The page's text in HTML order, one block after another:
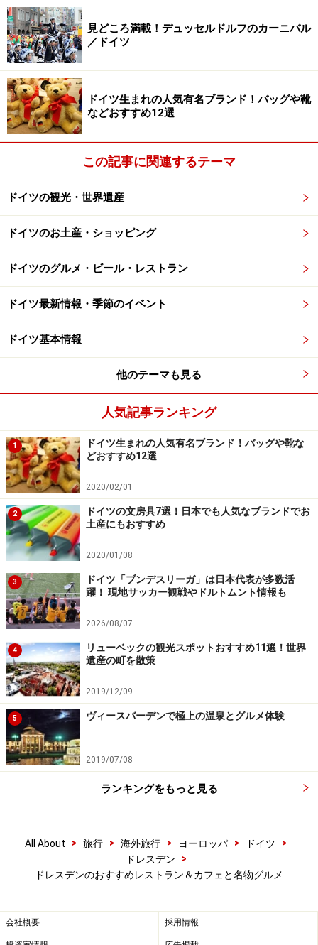
ランでは近郊でつくられる有名なマイセンワインをはじ
めザクセン地方のワインを飲むことができるので、ぜひ
いろいろと味わってみてください。
参考記事＞＞＞ドレスデンのおすすめ土産！日本人ソム
リエのワイン店
シュトレン
日本でも人気急上昇のシュトレンの発祥地はドレスデン。本
場の味をぜひ！
最近日本でも人気が上昇しているドイツの伝統菓子シュ
トレンはじつはドレスデンが本場。その昔ザクセン公国
では、バターと砂糖をたっぷり使ったシュトレンは毎年
のクリスマスに宮廷に献上される特別なお菓子だったそ
ュトレンが登場するお祭り「シュトレンフェスト」も開
かれます。伝統的なレシピで作られるドレスデンのシュ
トレンは「Dresdner Stollen」として商標登録されている
ので、シュトレンを買う時はこのマークが付いたものを
選びましょう。
バウムクーヘン
バウムクーヘン発祥地のひとつといわれるドレスデン。写真
は名店「クロイツカム」
の地は諸説ありますが、ドレスデンもそのひとつ（他に
やコットブスなど）。ミュンヘンで日
本人に人気ナンバーワンのお土産として知られるバウム
で1825年に創業したのが始まりなんですよ。
見どころ満載！デュッセルドルフのカーニバル
／ドイツ
ドイツ生まれの人気有名ブランド！バッグや靴
などおすすめ12選
この記事に関連するテーマ
ドイツの観光・世界遺産
ドイツのお土産・ショッピング
ドイツのグルメ・ビール・レストラン
ドイツ最新情報・季節のイベント
ドイツ基本情報
他のテーマも見る
人気記事ランキング
1
ドイツ生まれの人気有名ブランド！バッグや靴な
どおすすめ12選
2020/02/01
2
ドイツの文房具7選！日本でも人気なブランドでお
土産にもおすすめ
2020/01/08
3
ドイツ「ブンデスリーガ」は日本代表が多数活
躍！ 現地サッカー観戦やドルトムント情報も
2026/08/07
4
リューベックの観光スポットおすすめ11選！世界
遺産の町を散策
2019/12/09
5 ヴィースバーデンで極上の温泉とグルメ体験
2019/07/08
ランキングをもっと見る
All About > 旅行 > 海外旅行 > ヨーロッパ > ドイツ
>
ドレスデン
>
ドレスデンのおすすめレストラン＆カフェと名物グルメ
会社概要 採用情報